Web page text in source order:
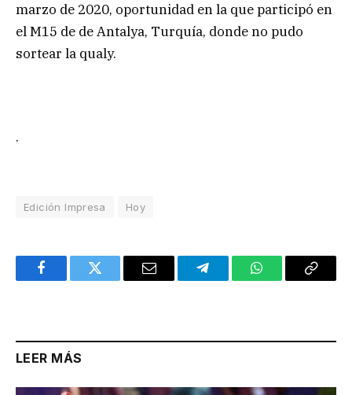
marzo de 2020, oportunidad en la que participó en
el M15 de de Antalya, Turquía, donde no pudo
sortear la qualy.
.
Edición Impresa Hoy
FacebookTwitter Email TelegramWhatsAppCopy
LEER MÁS